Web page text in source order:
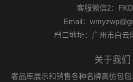
客服微信2：
Email：
档口地址：广州市白云
关于我们
奢品库展示和销售各种名牌高仿包